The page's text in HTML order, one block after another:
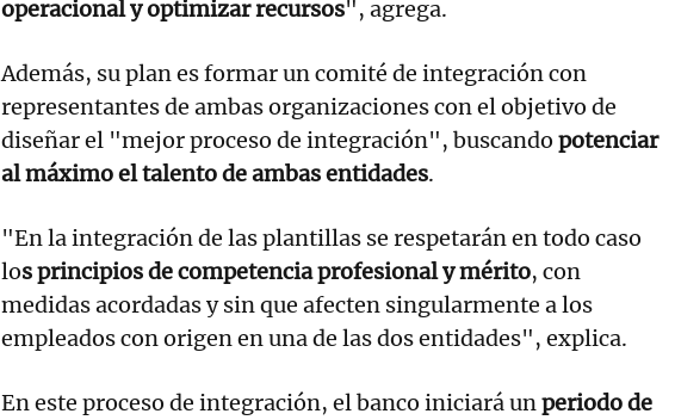
operacional y optimizar recursos", agrega.
Además, su plan es formar un comité de integración con
representantes de ambas organizaciones con el objetivo de
diseñar el "mejor proceso de integración", buscando potenciar
al máximo el talento de ambas entidades.
"En la integración de las plantillas se respetarán en todo caso
los principios de competencia profesional y mérito, con
medidas acordadas y sin que afecten singularmente a los
empleados con origen en una de las dos entidades", explica.
En este proceso de integración, el banco iniciará unperiodo de